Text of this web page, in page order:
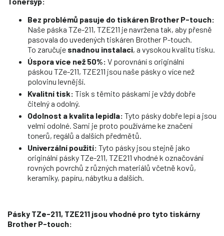
Bez problémů pasuje do tiskáren Brother P-touch:
Naše páska TZe-211, TZE211 je navržena tak, aby přesně
pasovala do uvedených tiskáren Brother P-touch.
To zaručuje snadnou instalaci, a vysokou kvalitu tisku.
Úspora více než 50%: V porovnání s originální
páskou TZe-211, TZE211 jsou naše pásky o více než
polovinu levnější.
Kvalitní tisk: Tisk s těmito páskami je vždy dobře
čitelný a odolný.
Odolnost a kvalita lepidla: Tyto pásky dobře lepí a jsou
velmi odolné. Sami je proto používáme ke značení
tonerů, regálů a dalších předmětů.
Univerzální použití: Tyto pásky jsou stejně jako
originální pásky TZe-211, TZE211 vhodné k označování
rovných povrchů z různých materiálů včetně kovů,
keramiky, papíru, nábytku a dalších.
Pásky TZe-211, TZE211 jsou vhodné pro tyto tiskárny
Brother P-touch: